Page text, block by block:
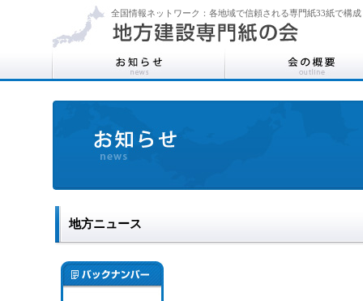
全国情報ネットワーク：各地域で信頼される専門紙33紙で構成
地方ニュース